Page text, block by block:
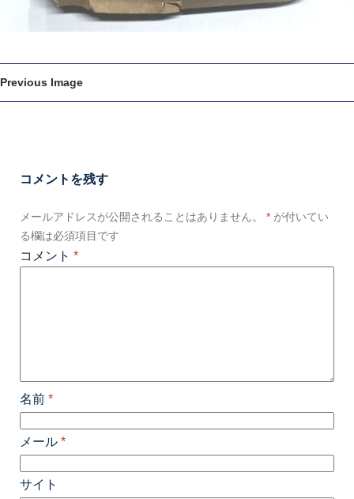
Previous Image
コメントを残す
メールアドレスが公開されることはありません。 * が付いてい
る欄は必須項目です
コメント *
名前 *
メール *
サイト